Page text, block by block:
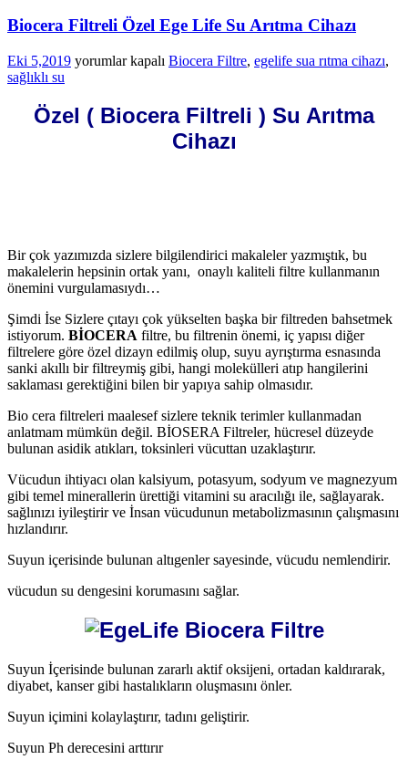
Biocera Filtreli Özel Ege Life Su Arıtma Cihazı
Eki 5,2019 Biocera
Ege
Life
yorumlar kapalı Biocera Filtre, egelife sua rıtma cihazı,
sağlıklı su
Özel ( Biocera Filtreli ) Su Arıtma
Cihazı
Bir çok yazımızda sizlere bilgilendirici makaleler yazmıştık, bu
makalelerin hepsinin ortak yanı, onaylı kaliteli filtre kullanmanın
önemini vurgulamasıydı…
Şimdi İse Sizlere çıtayı çok yükselten başka bir filtreden bahsetmek
istiyorum. BİOCERA filtre, bu filtrenin önemi, iç yapısı diğer
filtrelere göre özel dizayn edilmiş olup, suyu ayrıştırma esnasında
sanki akıllı bir filtreymiş gibi, hangi molekülleri atıp hangilerini
saklaması gerektiğini bilen bir yapıya sahip olmasıdır.
Bio cera filtreleri maalesef sizlere teknik terimler kullanmadan
anlatmam mümkün değil. BİOSERA Filtreler, hücresel düzeyde
bulunan asidik atıkları, toksinleri vücuttan uzaklaştırır.
Vücudun ihtiyacı olan kalsiyum, potasyum, sodyum ve magnezyum
gibi temel minerallerin ürettiği vitamini su aracılığı ile, sağlayarak.
sağlınızı iyileştirir ve İnsan vücudunun metabolizmasının çalışmasını
hızlandırır.
Suyun içerisinde bulunan altıgenler sayesinde, vücudu nemlendirir.
vücudun su dengesini korumasını sağlar.
Suyun İçerisinde bulunan zararlı aktif oksijeni, ortadan kaldırarak,
diyabet, kanser gibi hastalıkların oluşmasını önler.
Suyun içimini kolaylaştırır, tadını geliştirir.
Suyun Ph derecesini arttırır